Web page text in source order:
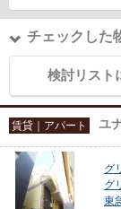
チェックした
検討リスト
賃貸｜アパート ユ
グ
グ
東